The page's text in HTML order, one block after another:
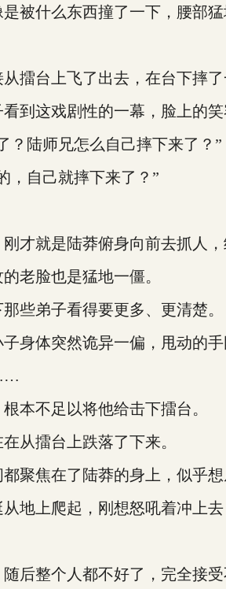
什么东西撞了一下，腰部猛
台上飞了出去，在台下摔了
这戏剧性的一幕，脸上的笑
师兄怎么自己摔下来了？”
自己就摔下来了？”
就是陆莽俯身向前去抓人，
脸也是猛地一僵。
弟子看得要更多、更清楚。
体突然诡异一偏，甩动的手
不足以将他给击下擂台。
擂台上跌落了下来。
焦在了陆莽的身上，似乎想
上爬起，刚想怒吼着冲上
整个人都不好了，完全接受